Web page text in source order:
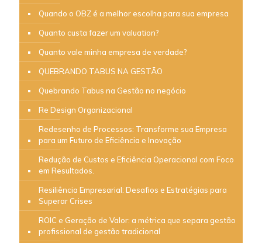
Quando o OBZ é a melhor escolha para sua empresa
Quanto custa fazer um valuation?
Quanto vale minha empresa de verdade?
QUEBRANDO TABUS NA GESTÃO
Quebrando Tabus na Gestão no negócio
Re Design Organizacional
Redesenho de Processos: Transforme sua Empresa
para um Futuro de Eficiência e Inovação
Redução de Custos e Eficiência Operacional com Foco
em Resultados.
Resiliência Empresarial: Desafios e Estratégias para
Superar Crises
ROIC e Geração de Valor: a métrica que separa gestão
profissional de gestão tradicional